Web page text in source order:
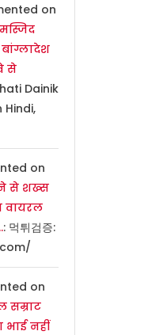
on
बांग्लादेश
से
Dainik
Hindi,
on
से शख्स
वायरल
: 먹튀검증:
on
सम्राट
नहीं